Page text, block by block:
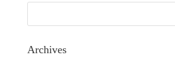
Archives